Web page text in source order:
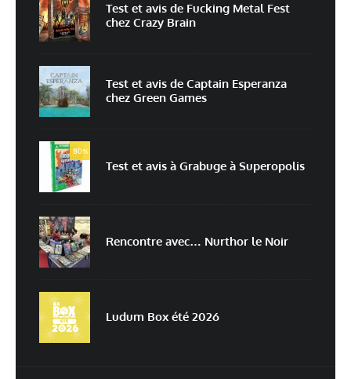
E-mail*
Enregistrer mon nom, mon e-mail et mon site dans le navigateur pour
mon prochain commentaire.
Prévenez-moi de tous les nouveaux commentaires par e-mail.
Prévenez-moi de tous les nouveaux articles par e-mail.
traitées
Test et avis de Fucking Metal Fest
chez Crazy Brain
Test et avis de Captain Esperanza
chez Green Games
80%
Test et avis à Grabuge à Superopolis
Rencontre avec… Nurthor le Noir
Ludum Box été 2026